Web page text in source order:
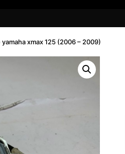
xmax 125 (2006 – 2009)